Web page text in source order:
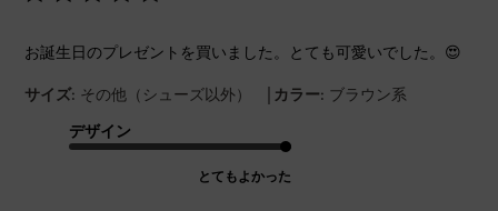
お誕生日のプレゼントを買いました。とても可愛いでした。😍
サイズ: その他（シューズ以外） | カラー: ブラウン系
デザイン
とてもよかった